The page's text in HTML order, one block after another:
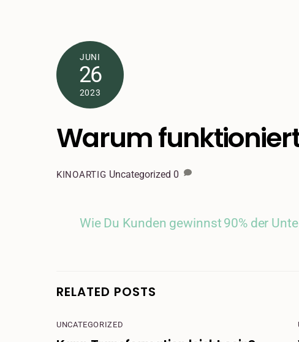
JUNI
26
2023
Warum
KINOARTIG Uncategorized 0
Wie Du Kunden gewinnst 90% der
RELATED POSTS
UNCATEGORIZED